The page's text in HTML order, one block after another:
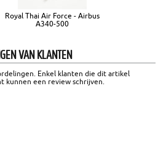
Royal Thai Air Force - Airbus
A340-500
VAN KLANTEN
Enkel klanten die dit artikel
kunnen een review schrijven.